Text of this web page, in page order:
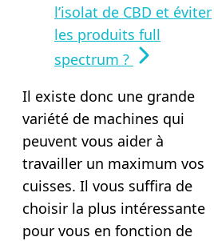
l’isolat de CBD et éviter
les produits full
spectrum ?
Il existe donc une grande
variété de machines qui
peuvent vous aider à
travailler un maximum vos
cuisses. Il vous suffira de
choisir la plus intéressante
pour vous en fonction de